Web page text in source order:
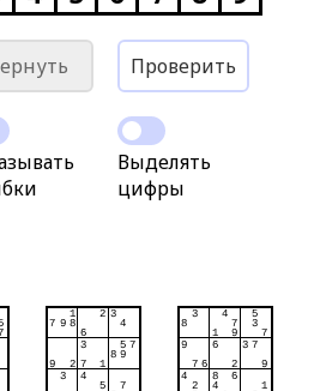
Проверить
Выделять
цифры